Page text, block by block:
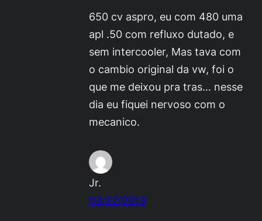
650 cv aspro, eu com 480 uma
apl .50 com refluxo dutado, e
sem intercooler, Mas tava com
o cambio original da vw, foi o
que me deixou pra tras… nesse
dia eu fiquei nervoso com o
mecanico.
Jr.
03/22/2013